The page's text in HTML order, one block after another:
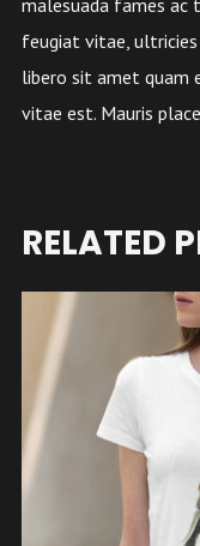
malesuada fames ac
feugiat vitae,
libero sit amet quam
vitae est. Mauris
RELATED